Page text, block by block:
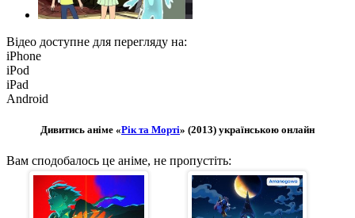
Відео доступне для перегляду на:
iPhone
iPod
iPad
Android
Дивитись аніме «Рік та Морті» (2013) українською онлайн
Вам сподобалось це аніме, не пропустіть: